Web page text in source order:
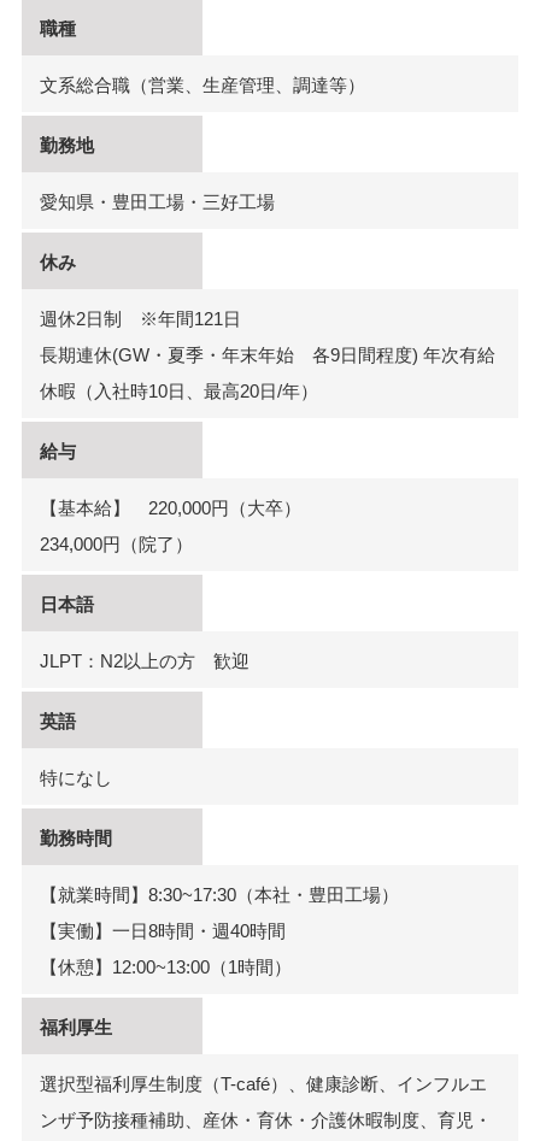
職種
文系総合職（営業、生産管理、調達等）
勤務地
愛知県・豊田工場・三好工場
休み
週休2日制 ※年間121日
長期連休(GW・夏季・年末年始 各9日間程度) 年次有給
休暇（入社時10日、最高20日/年）
給与
【基本給】 220,000円（大卒）
234,000円（院了）
日本語
JLPT：N2以上の方 歓迎
英語
特になし
勤務時間
【就業時間】8:30~17:30（本社・豊田工場）
【実働】一日8時間・週40時間
【休憩】12:00~13:00（1時間）
福利厚生
選択型福利厚生制度（T-café）、健康診断、インフルエ
ンザ予防接種補助、産休・育休・介護休暇制度、育児・